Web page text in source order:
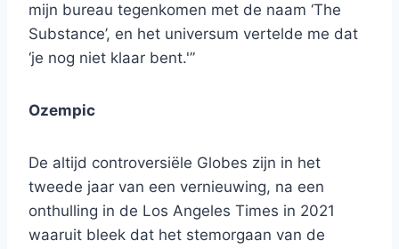
mijn bureau tegenkomen met de naam ‘The
Substance’, en het universum vertelde me dat
‘je nog niet klaar bent.'”
Ozempic
De altijd controversiële Globes zijn in het
tweede jaar van een vernieuwing, na een
onthulling in de Los Angeles Times in 2021
waaruit bleek dat het stemorgaan van de